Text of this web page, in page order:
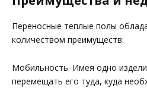
Переносные теплые полы
количеством преимуществ:
Мобильность. Имея одно
перемещать его туда, куда